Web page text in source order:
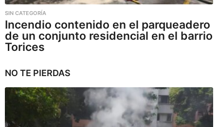
SIN CATEGORÍA
Incendio contenido en el parqueadero
de un conjunto residencial en el barrio
Torices
NO TE PIERDAS